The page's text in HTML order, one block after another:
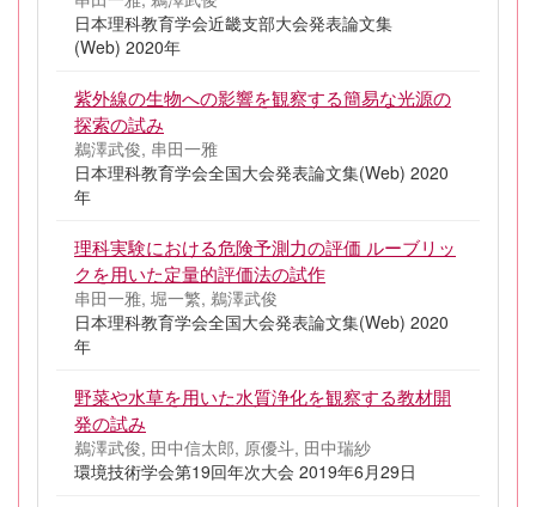
日本理科教育学会近畿支部大会発表論文集
(Web) 2020年
紫外線の生物への影響を観察する簡易な光源の
探索の試み
鵜澤武俊, 串田一雅
日本理科教育学会全国大会発表論文集(Web) 2020
年
理科実験における危険予測力の評価 ルーブリッ
クを用いた定量的評価法の試作
串田一雅, 堀一繁, 鵜澤武俊
日本理科教育学会全国大会発表論文集(Web) 2020
年
野菜や水草を用いた水質浄化を観察する教材開
発の試み
鵜澤武俊, 田中信太郎, 原優斗, 田中瑞紗
環境技術学会第19回年次大会 2019年6月29日